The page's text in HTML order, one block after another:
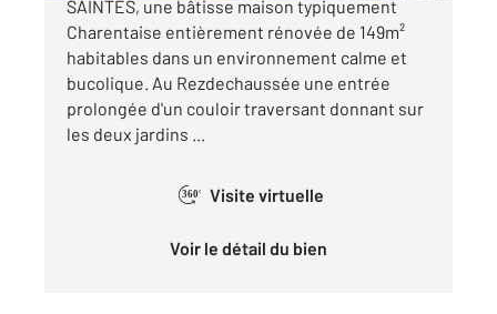
SAINTES, une bâtisse maison typiquement
Charentaise entièrement rénovée de 149m²
habitables dans un environnement calme et
bucolique. Au Rezdechaussée une entrée
prolongée d'un couloir traversant donnant sur
les deux jardins ...
360° Visite virtuelle
Voir le détail du bien